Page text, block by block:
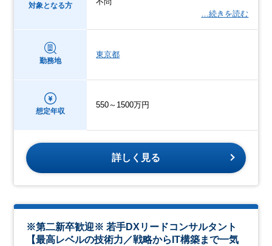
対象となる方
…続きを読む
勤務地
東京都
想定年収
550～1500万円
詳しく見る
※第二新卒歓迎※ 若手DXリードコンサルタント
【最高レベルの技術力／戦略からIT構築まで一気